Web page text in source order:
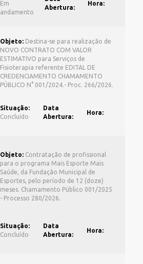
Em
andamento
Abertura:
Hora:
Objeto: Destina-se para realização de
NOVO CONTRATO COM VALOR
ESTIMATIVO para Serviços de
Fisioterapia referente EDITAL DE
CREDENCIAMENTO CHAMAMENTO
PÚBLICO N° 001/2024.- Proc. 266/2026.
Situação:
Concluído
Data
Abertura:
Hora:
Objeto: Contratação de profissional
para o programa Mais Esporte Mais
Saúde, da Fundação Municipal de
Esportes, pelo período de 12 (doze)
meses. Chamamento Público 001/2025
- Processo 280/2026.
Situação:
Concluído
Data
Abertura:
Hora: